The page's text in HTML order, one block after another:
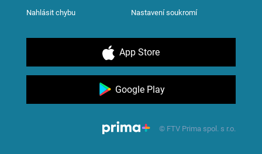
Nahlásit chybu Nastavení soukromí
App Store
Google Play
© FTV Prima spol. s r.o.